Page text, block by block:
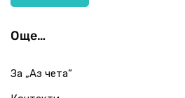
Още…
За „Аз чета“